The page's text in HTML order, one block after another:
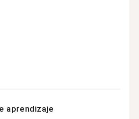
aprendizaje